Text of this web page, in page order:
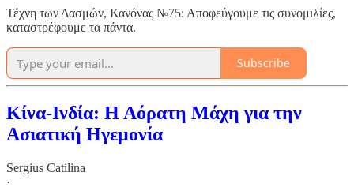
Τέχνη των Δασμών, Κανόνας №75: Αποφεύγουμε τις συνομιλίες,
καταστρέφουμε τα πάντα.
Subscribe
Κίνα-Ινδία: Η Αόρατη Μάχη για την
Ασιατική Ηγεμονία
Sergius Catilina
·